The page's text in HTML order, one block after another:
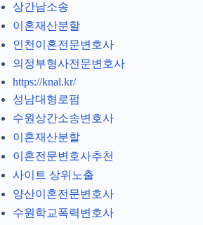
상간남소송
이혼재산분할
인천이혼전문변호사
의정부형사전문변호사
https://knal.kr/
성남대형로펌
수원상간소송변호사
이혼재산분할
이혼전문변호사추천
사이트 상위노출
양산이혼전문변호사
수원학교폭력변호사